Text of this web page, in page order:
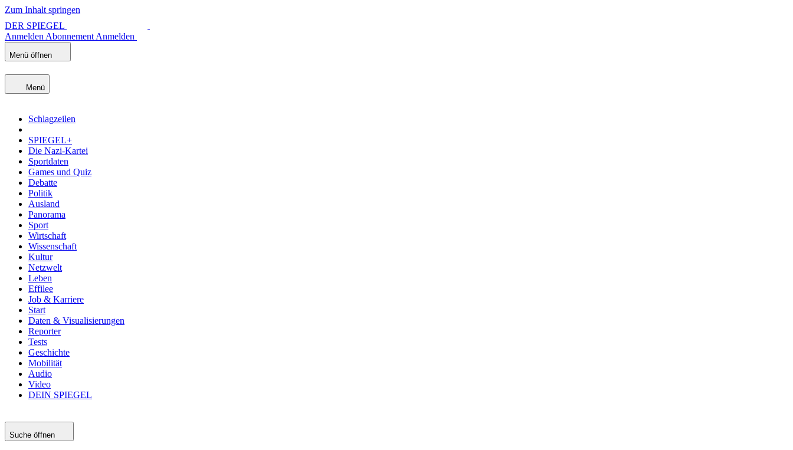
Zum Inhalt springen
DER SPIEGEL
Anmelden Abonnement Anmelden
Menü öffnen
Menü
Schlagzeilen
SPIEGEL+
Die Nazi-Kartei
Sportdaten
Games und Quiz
Debatte
Politik
Ausland
Panorama
Sport
Wirtschaft
Wissenschaft
Kultur
Netzwelt
Leben
Effilee
Job & Karriere
Start
Daten & Visualisierungen
Reporter
Tests
Geschichte
Mobilität
Audio
Video
DEIN SPIEGEL
Suche öffnen